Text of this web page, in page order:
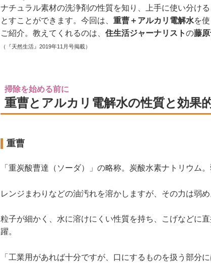
ナチュラル素材の洗浄剤の性質を知り、上手に使い分け
とすことができます。今回は、 重曹＋アルカリ電解水を使
ご紹介。教えてくれるのは、 住生活ジャーナリストの藤
（『天然生活』2019年11月号掲載）
掃除を始める前に
重曹とアルカリ電解水の性質と効果
重曹
「重炭酸曹達（ソーダ）」の略称。炭酸水素ナトリウム
レンジまわりなどの油汚れを溶かしますが、その力は弱め
粒子が細かく、水に溶けにくい性質を持ち、こげなどに
躍。
「工業用があれば十分ですが、口にするものを扱う部分に